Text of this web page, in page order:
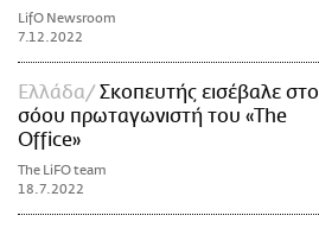
LifO Newsroom
7.12.2022
Ελλάδα
Σκοπευτής εισέβαλε στο
σόου πρωταγωνιστή του «The
Office»
The LiFO team
18.7.2022